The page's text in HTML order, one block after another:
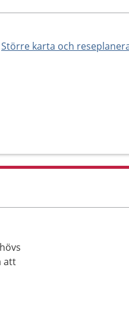
Större karta och
att